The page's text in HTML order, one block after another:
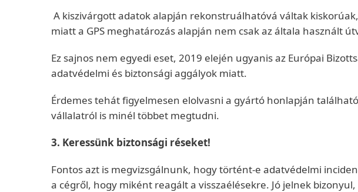
A kiszivárgott adatok alapján rekonstruálhatóvá váltak
miatt a GPS meghatározás alapján nem csak az általa használt
Ez sajnos nem egyedi eset, 2019 elején ugyanis az Európai
adatvédelmi és biztonsági aggályok miatt.
Érdemes tehát figyelmesen elolvasni a gyártó honlapján
vállalatról is minél többet megtudni.
3. Keressünk biztonsági réseket!
Fontos azt is megvizsgálnunk, hogy történt-e adatvédelmi
a cégről, hogy miként reagált a visszaélésekre. Jó jelnek